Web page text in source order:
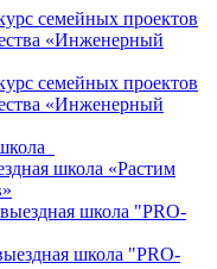
семейных проектов
«Инженерный
семейных проектов
«Инженерный
школа «Растим
школа "PRO-
школа "PRO-